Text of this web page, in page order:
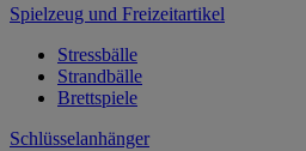
Spielzeug und Freizeitartikel
Stressbälle
Strandbälle
Brettspiele
Schlüsselanhänger